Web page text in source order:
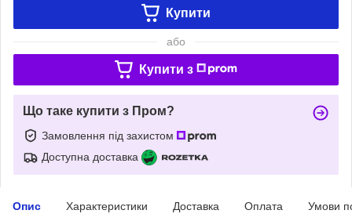
Купити
або
Купити з
Що таке купити з Пром?
Замовлення під захистом
Доступна доставка
Опис Характеристики Доставка Оплата Умови